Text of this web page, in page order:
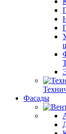
Фасады